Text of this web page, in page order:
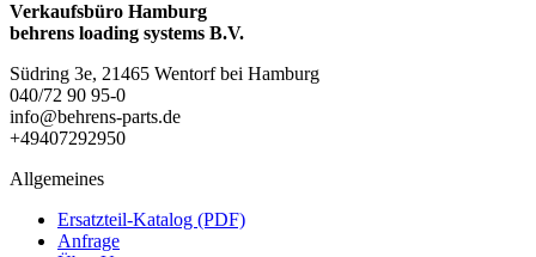
Verkaufsbüro Hamburg
behrens loading systems B.V.
Südring 3e, 21465 Wentorf bei Hamburg
040/72 90 95-0
info@behrens-parts.de
+49407292950
Allgemeines
Ersatzteil-Katalog (PDF)
Anfrage